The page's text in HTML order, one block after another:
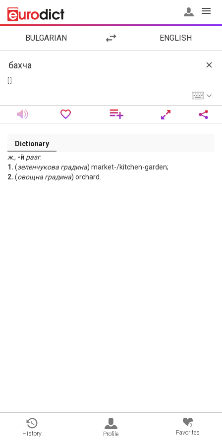
BULGARIAN ENGLISH
Dictionary
ж., -ѝ разг.
1. (зеленчукова градина) market-/kitchen-garden;
2. (овощна градина) orchard.
History Profile
0
Favorites